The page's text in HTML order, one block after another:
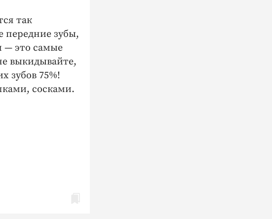
так
передние зубы,
— это самые
выкидывайте,
зубов 75%!
сосками.